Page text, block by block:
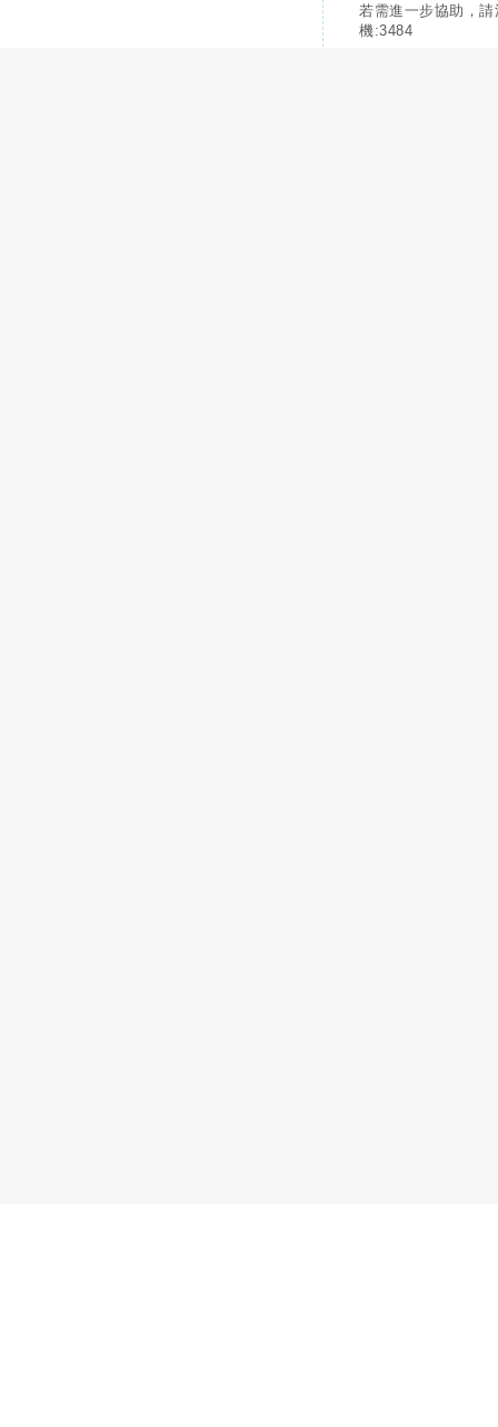
若需進一步協助，
機:3484